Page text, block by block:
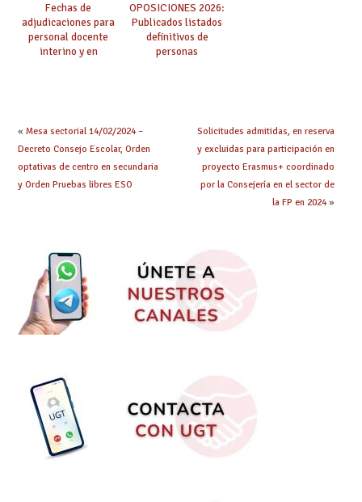
Fechas de
adjudicaciones para
personal docente
interino y en
OPOSICIONES 2026:
Publicados listados
definitivos de
personas
« Mesa sectorial 14/02/2024 –
Decreto Consejo Escolar, Orden
optativas de centro en secundaria
y Orden Pruebas libres ESO
Solicitudes admitidas, en reserva
y excluidas para participación en
proyecto Erasmus+ coordinado
por la Consejería en el sector de
la FP en 2024»